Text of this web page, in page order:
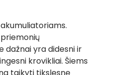
dažnai yra didesni ir
krovikliai. Šiems